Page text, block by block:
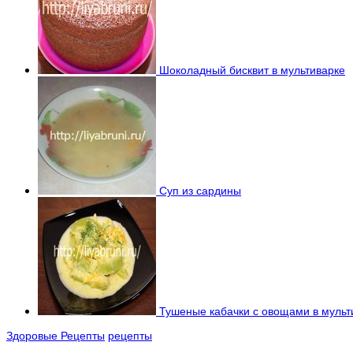
Шоколадный бисквит в мультиварке
Суп из сардины
Тушеные кабачки с овощами в
Здоровые Рецепты рецепты